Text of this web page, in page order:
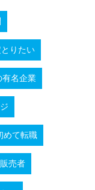
りたい
有名企業
めて転職
売者